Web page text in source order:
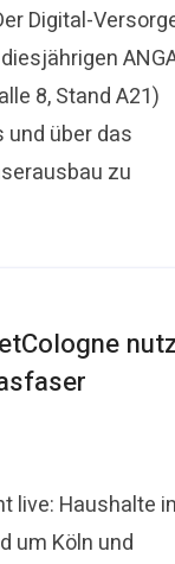
Digital-
8, Stand A21)
über das
zu
live: Haushalte
um Köln und